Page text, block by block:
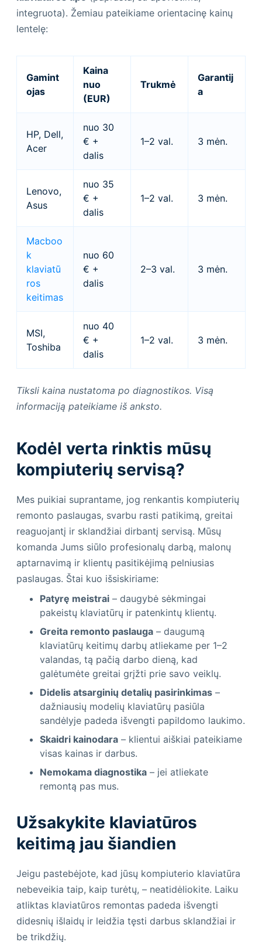
integruota). Žemiau pateikiame orientacinę kainų
lentelę:
Gamint
ojas
Kaina
nuo
(EUR)
Trukmė
Garantij
a
HP, Dell,
Acer
nuo 30
€ +
dalis
1–2 val. 3 mėn.
Lenovo,
Asus
nuo 35
€ +
dalis
1–2 val. 3 mėn.
Macboo
k
klaviatū
ros
keitimas
nuo 60
€ +
dalis
2–3 val. 3 mėn.
MSI,
Toshiba
nuo 40
€ +
dalis
1–2 val. 3 mėn.
Tiksli kaina nustatoma po diagnostikos. Visą
informaciją pateikiame iš anksto.
Kodėl verta rinktis mūsų
kompiuterių servisą?
Mes puikiai suprantame, jog renkantis kompiuterių
remonto paslaugas, svarbu rasti patikimą, greitai
reaguojantį ir sklandžiai dirbantį servisą. Mūsų
komanda Jums siūlo profesionalų darbą, malonų
aptarnavimą ir klientų pasitikėjimą pelniusias
paslaugas. Štai kuo išsiskiriame:
Patyrę meistrai – daugybė sėkmingai
pakeistų klaviatūrų ir patenkintų klientų.
Greita remonto paslauga – daugumą
klaviatūrų keitimų darbų atliekame per 1–2
valandas, tą pačią darbo dieną, kad
galėtumėte greitai grįžti prie savo veiklų.
Didelis atsarginių detalių pasirinkimas –
dažniausių modelių klaviatūrų pasiūla
sandėlyje padeda išvengti papildomo laukimo.
Skaidri kainodara – klientui aiškiai pateikiame
visas kainas ir darbus.
Nemokama diagnostika – jei atliekate
remontą pas mus.
Užsakykite klaviatūros
keitimą jau šiandien
Jeigu pastebėjote, kad jūsų kompiuterio klaviatūra
nebeveikia taip, kaip turėtų, – neatidėliokite. Laiku
atliktas klaviatūros remontas padeda išvengti
didesnių išlaidų ir leidžia tęsti darbus sklandžiai ir
be trikdžių.